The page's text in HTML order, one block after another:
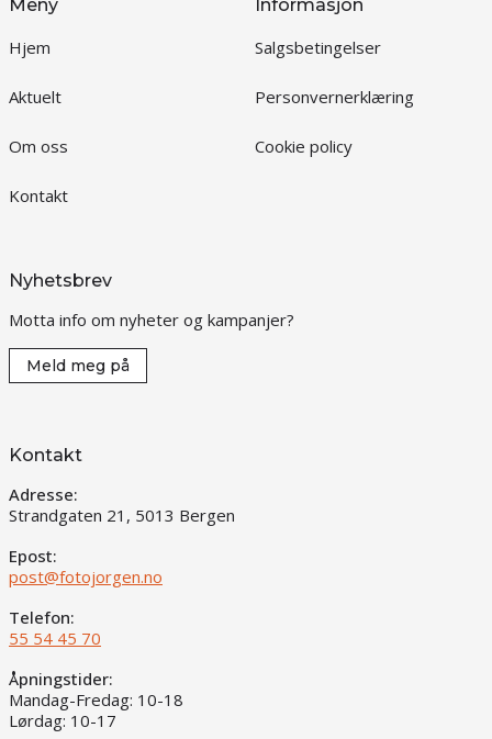
Meny
Hjem
Aktuelt
Om oss
Kontakt
Informasjon
Salgsbetingelser
Personvernerklæring
Cookie policy
Nyhetsbrev
Motta info om nyheter og kampanjer?
Meld meg på
Kontakt
Adresse:
Strandgaten 21, 5013 Bergen
Epost:
post@fotojorgen.no
Telefon:
55 54 45 70
Åpningstider:
Mandag-Fredag: 10-18
Lørdag: 10-17